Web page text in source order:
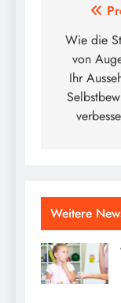
Post
Wie die
von
Ihr
Weitere